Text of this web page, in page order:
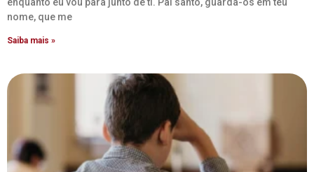
nome, que me
Saiba mais »